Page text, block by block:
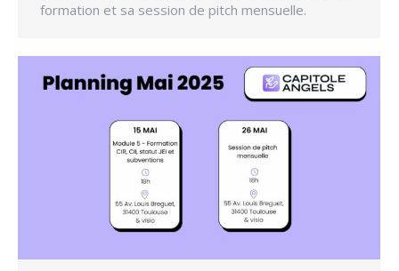
formation et sa session de pitch mensuelle.